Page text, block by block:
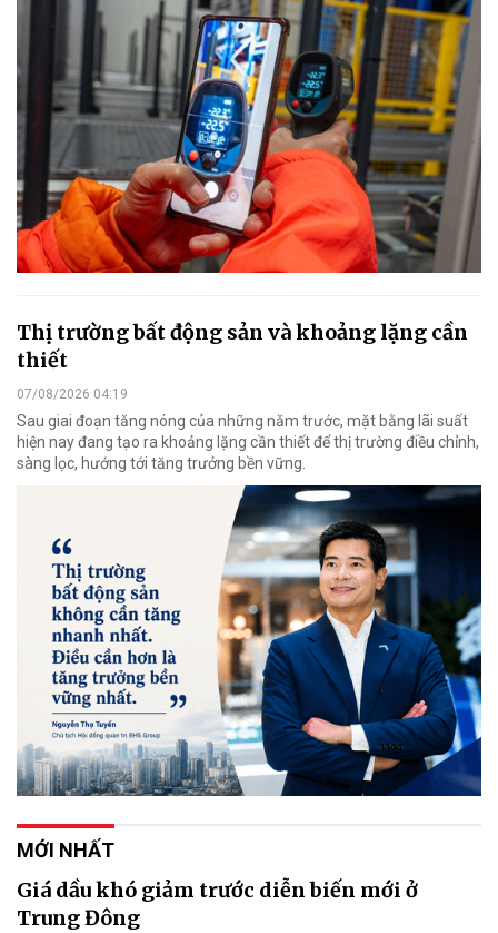
Thị trường bất động sản và khoảng lặng cần
thiết
07/08/2026 04:19
Sau giai đoạn tăng nóng của những năm trước, mặt bằng lãi suất
hiện nay đang tạo ra khoảng lặng cần thiết để thị trường điều chỉnh,
sàng lọc, hướng tới tăng trưởng bền vững.
MỚI NHẤT
Giá dầu khó giảm trước diễn biến mới ở
Trung Đông